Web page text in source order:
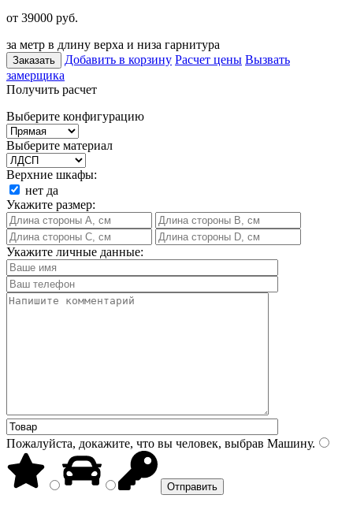
от 39000 руб.
за метр в длину верха и низа гарнитура
Заказать Добавить в корзину Расчет цены Вызвать
замерщика
Получить расчет
Выберите конфигурацию
Выберите материал
Верхние шкафы:
нет да
Укажите размер:
Укажите личные данные:
Пожалуйста, докажите, что вы человек, выбрав Машину.